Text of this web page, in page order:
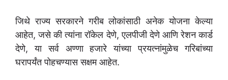
जिथे राज्य सरकारने गरीब लोकांसाठी अनेक योजना केल्या
आहेत, जसे की त्यांना रॉकेल देणे, एलपीजी देणे आणि रेशन कार्ड
देणे, या सर्व अण्णा हजारे यांच्या प्रयत्नांमुळेच गरिबांच्या
घरापर्यंत पोहचण्यास सक्षम आहेत.